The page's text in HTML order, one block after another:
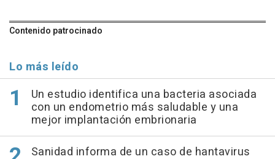
Contenido patrocinado
Lo más leído
Un estudio identifica una bacteria asociada
con un endometrio más saludable y una
mejor implantación embrionaria
Sanidad informa de un caso de hantavirus